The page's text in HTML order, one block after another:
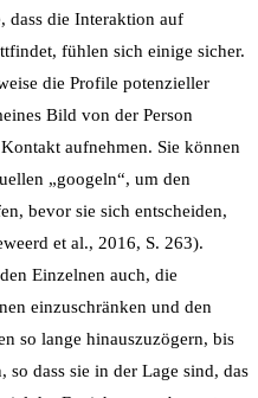
dass die Interaktion auf
fühlen sich einige sicher.
die Profile potenzieller
Bild von der Person
aufnehmen. Sie können
„googeln“, um den
bevor sie sich entscheiden,
et al., 2016, S. 263).
Einzelnen auch, die
einzuschränken und den
so lange hinauszuzögern, bis
so dass sie in der Lage sind, das